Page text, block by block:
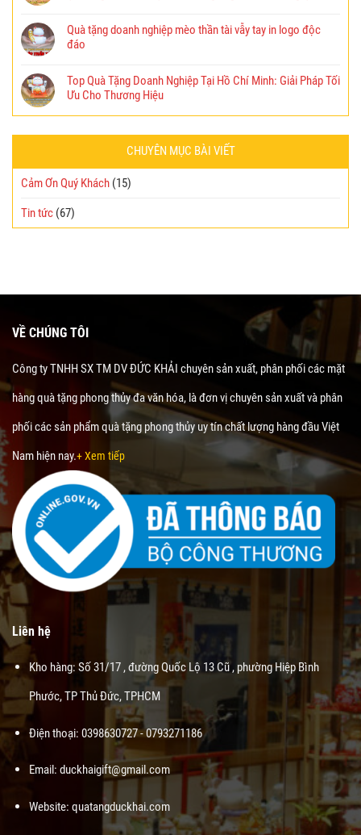
Quà tặng doanh nghiệp mèo thần tài vẫy tay in logo độc
đáo
Top Quà Tặng Doanh Nghiệp Tại Hồ Chí Minh: Giải Pháp Tối
Ưu Cho Thương Hiệu
CHUYÊN MỤC BÀI VIẾT
Cảm Ơn Quý Khách (15)
Tin tức (67)
VỀ CHÚNG TÔI
Công ty TNHH SX TM DV ĐỨC KHẢI chuyên sản xuất, phân phối các mặt
hàng quà tặng phong thủy đa văn hóa, là đơn vị chuyên sản xuất và phân
phối các sản phẩm quà tặng phong thủy uy tín chất lượng hàng đầu Việt
Nam hiện nay.+ Xem tiếp
Liên hệ
Kho hàng: Số 31/17 , đường Quốc Lộ 13 Cũ , phường Hiệp Bình
Phước, TP Thủ Đức, TPHCM
Điện thoại: 0398630727 - 0793271186
Email: duckhaigift@gmail.com
Website: quatangduckhai.com